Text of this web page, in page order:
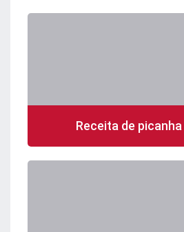
Receita de